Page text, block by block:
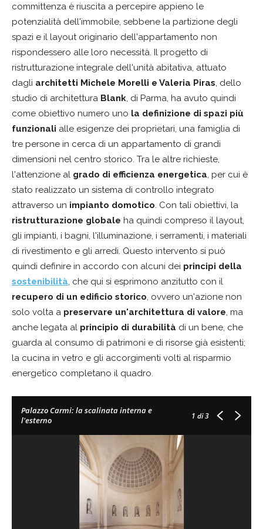
committenza è riuscita a percepire appieno le
potenzialità dell'immobile, sebbene la partizione degli
spazi e il layout originario dell'appartamento non
rispondessero alle loro necessità. Il progetto di
ristrutturazione integrale dell'unità abitativa, attuato
dagli architetti Michele Morelli e Valeria Piras, dello
studio di architettura Blank, di Parma, ha avuto quindi
come obiettivo numero uno la definizione di spazi più
funzionali alle esigenze dei proprietari, una famiglia di
tre persone in cerca di un appartamento di grandi
dimensioni nel centro storico. Tra le altre richieste,
l'attenzione al grado di efficienza energetica, per cui è
stato realizzato un sistema di controllo integrato
attraverso un impianto domotico. Con tali obiettivi, la
ristrutturazione globale ha quindi compreso il layout,
gli impianti, i bagni, l'illuminazione, i serramenti, i materiali
di rivestimento e gli arredi. Questo intervento si può
quindi definire in accordo con alcuni dei principi della
sostenibilità, che qui si esprimono anzitutto con il
recupero di un edificio storico, ovvero un'azione non
solo volta a preservare un'architettura di valore, ma
anche legata al principio di durabilità di un bene, che
guarda al consumo di patrimoni e di risorse già esistenti;
la cucina in vetro e gli accorgimenti volti al risparmio
energetico completano il quadro.
Palazzo Carmi: la scalinata interna e
l'esterno
1 di 3